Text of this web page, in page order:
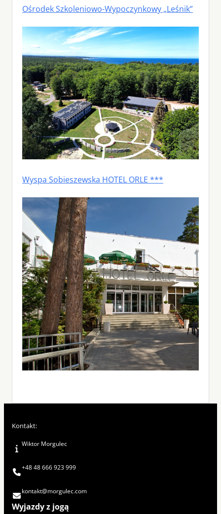
Ośrodek Szkoleniowo-Wypoczynkowy „Leśnik”
Wyspa Sobieszewska HOTEL ORLE ***
Kontakt:
Wiktor Morgulec
+48 48 666 923 999
kontakt@morgulec.com
Wyjazdy z jogą